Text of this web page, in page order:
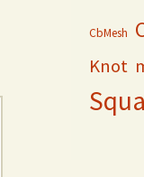
CbMesh
Knot